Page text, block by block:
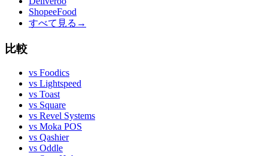
ShopeeFood
すべて見る →
比較
vs Foodics
vs Lightspeed
vs Toast
vs Square
vs Revel Systems
vs Moka POS
vs Qashier
vs Oddle